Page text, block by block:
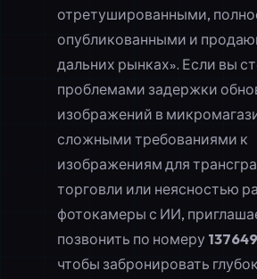
отретушированными,
опубликованными и
дальних рынках». Если вы
проблемами задержки
изображений в
сложными требованиями к
изображениям для
торговли или неясностью
фотокамеры с ИИ,
позвонить по номеру
чтобы забронировать